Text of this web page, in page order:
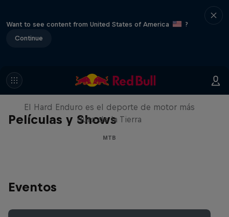
Want to see content from United States of America
?
Continue
Películas y Shows
Hard Enduro 2025: ¿La
temporada más difícil?
El Hard Enduro es el deporte de motor más
duro de la Tierra
MTB
Eventos